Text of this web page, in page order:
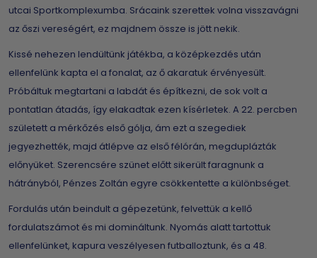
utcai Sportkomplexumba. Srácaink szerettek volna visszavágni
az őszi vereségért, ez majdnem össze is jött nekik.
Kissé nehezen lendültünk játékba, a középkezdés után
ellenfelünk kapta el a fonalat, az ő akaratuk érvényesült.
Próbáltuk megtartani a labdát és építkezni, de sok volt a
pontatlan átadás, így elakadtak ezen kísérletek. A 22. percben
született a mérkőzés első gólja, ám ezt a szegediek
jegyezhették, majd átlépve az első félórán, megduplázták
előnyüket. Szerencsére szünet előtt sikerült faragnunk a
hátrányból, Pénzes Zoltán egyre csökkentette a különbséget.
Fordulás után beindult a gépezetünk, felvettük a kellő
fordulatszámot és mi domináltunk. Nyomás alatt tartottuk
ellenfelünket, kapura veszélyesen futballoztunk, és a 48.